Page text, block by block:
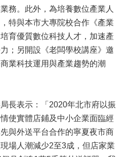
務。此外，為培養數位產業人
特與本市大專院校合作《產業
育優質數位科技人才，加速產
；另開設《老闆學校講座》邀
業科技運用與產業趨勢的潮
表示：「2020年北市府以振
使實體店鋪及中小企業面臨經
與外送平台合作的寧夏夜市商
場人潮減少2至3成，但店家業